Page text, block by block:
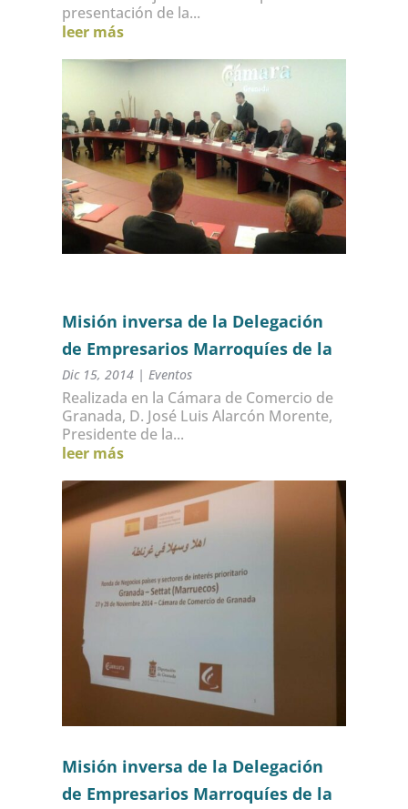
presentación de la...
leer más
Misión inversa de la Delegación
de Empresarios Marroquíes de la
región de Settat
Dic 15, 2014 |Eventos
Realizada en la Cámara de Comercio de
Granada, D. José Luis Alarcón Morente,
Presidente de la...
leer más
Misión inversa de la Delegación
de Empresarios Marroquíes de la